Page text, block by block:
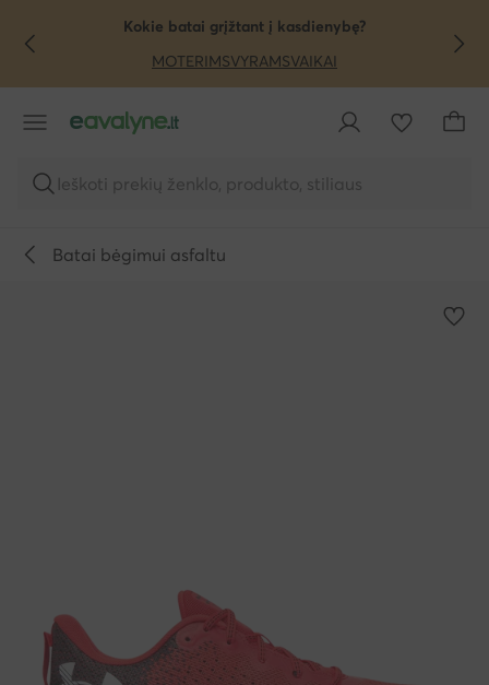
PEREITI PRIE PAGRINDINIO TURINIO
PEREITI Į PAIEŠKĄKokie batai grįžtant į kasdienybę?
MOTERIMSVYRAMSVAIKAI
Ieškoti prekių ženklo, produkto, stiliaus
Batai bėgimui asfaltu